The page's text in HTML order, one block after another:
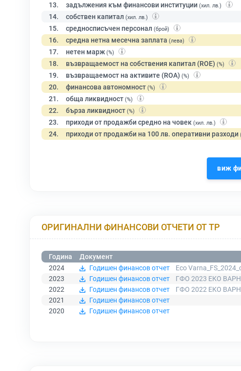
13. задължения към финансови институции (хил. лв.)
14. собствен капитал (хил. лв.)
15. средносписъчен персонал (брой)
16. средна нетна месечна заплата (лева)
17. нетен марж (%)
18. възвращаемост на собствения капитал (ROE) (%)
19. възвращаемост на активите (ROA) (%)
20. финансова автономност (%)
21. обща ликвидност (%)
22. бърза ликвидност (%)
23. приходи от продажби средно на човек (хил. лв.)
24. приходи от продажби на 100 лв. оперативни разходи
виж
ОРИГИНАЛНИ ФИНАНСОВИ ОТЧЕТИ ОТ ТР
Година
Документ
2024
Годишен финансов отчет
Eco
2023
Годишен финансов отчет
ГФО 2023 ЕКО
2022
Годишен финансов отчет
ГФО 2022 ЕКО
2021
Годишен финансов отчет
2020
Годишен финансов отчет